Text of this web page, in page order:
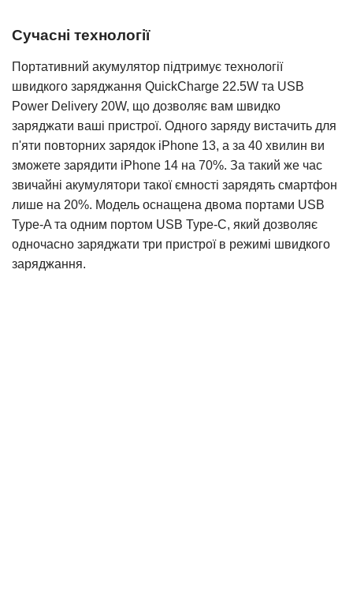
Сучасні технології
Портативний акумулятор підтримує технології
швидкого заряджання QuickCharge 22.5W та USB
Power Delivery 20W, що дозволяє вам швидко
заряджати ваші пристрої. Одного заряду вистачить для
п'яти повторних зарядок iPhone 13, а за 40 хвилин ви
зможете зарядити iPhone 14 на 70%. За такий же час
звичайні акумулятори такої ємності зарядять смартфон
лише на 20%. Модель оснащена двома портами USB
Type-A та одним портом USB Type-C, який дозволяє
одночасно заряджати три пристрої в режимі швидкого
заряджання.